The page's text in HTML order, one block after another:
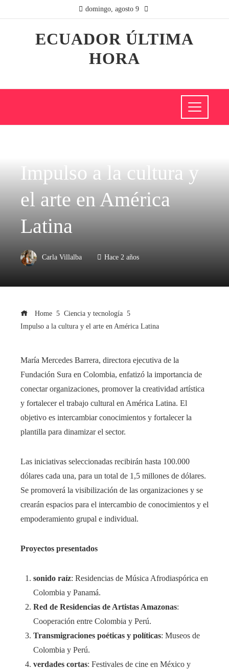
domingo, agosto 9
ECUADOR ÚLTIMA
HORA
Impulso a la cultura y
el arte en América
Latina
Carla Villalba Hace 2 años
Home
Ciencia y tecnología
Impulso a la cultura y el arte en América Latina
María Mercedes Barrera, directora ejecutiva de la
Fundación Sura en Colombia, enfatizó la importancia de
conectar organizaciones, promover la creatividad artística
y fortalecer el trabajo cultural en América Latina. El
objetivo es intercambiar conocimientos y fortalecer la
plantilla para dinamizar el sector.
Las iniciativas seleccionadas recibirán hasta 100.000
dólares cada una, para un total de 1,5 millones de dólares.
Se promoverá la visibilización de las organizaciones y se
crearán espacios para el intercambio de conocimientos y el
empoderamiento grupal e individual.
Proyectos presentados
sonido raíz: Residencias de Música Afrodiaspórica en
Colombia y Panamá.
Red de Residencias de Artistas Amazonas:
Cooperación entre Colombia y Perú.
Transmigraciones poéticas y políticas: Museos de
Colombia y Perú.
verdades cortas: Festivales de cine en México y